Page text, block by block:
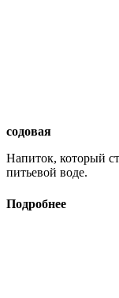
содовая
Напиток, который
питьевой воде.
Подробнее